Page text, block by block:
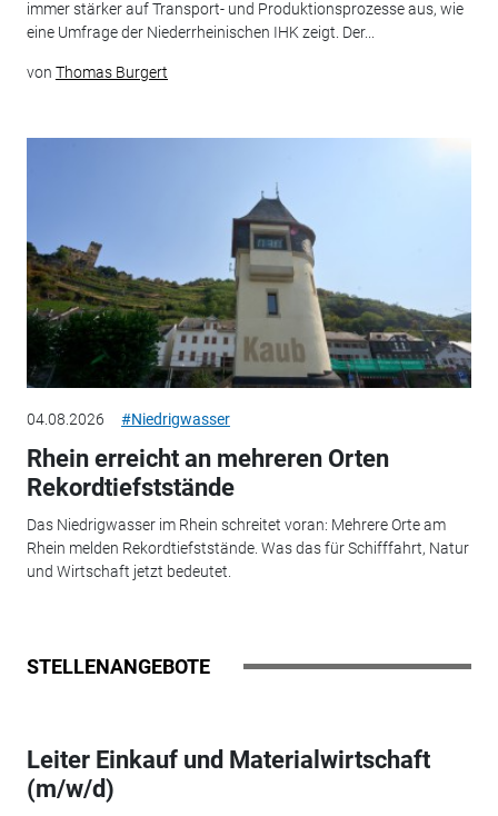
immer stärker auf Transport- und Produktionsprozesse aus, wie
eine Umfrage der Niederrheinischen IHK zeigt. Der...
von Thomas Burgert
04.08.2026 #Niedrigwasser
Rhein erreicht an mehreren Orten
Rekordtiefststände
Das Niedrigwasser im Rhein schreitet voran: Mehrere Orte am
Rhein melden Rekordtiefststände. Was das für Schifffahrt, Natur
und Wirtschaft jetzt bedeutet.
STELLENANGEBOTE
Leiter Einkauf und Materialwirtschaft
(m/w/d)